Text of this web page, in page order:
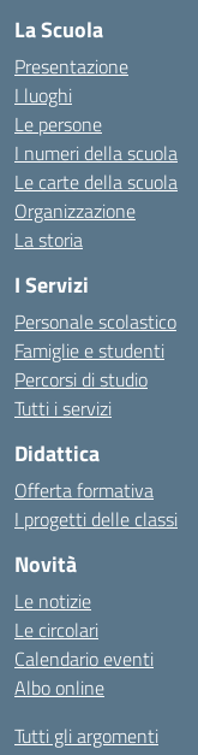
La Scuola
Presentazione
I luoghi
Le persone
I numeri della scuola
Le carte della scuola
Organizzazione
La storia
I Servizi
Personale scolastico
Famiglie e studenti
Percorsi di studio
Tutti i servizi
Didattica
Offerta formativa
I progetti delle classi
Novità
Le notizie
Le circolari
Calendario eventi
Albo online
Tutti gli argomenti